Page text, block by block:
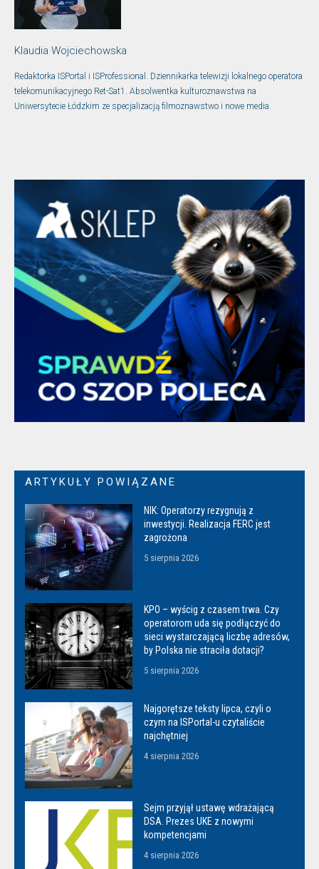
Klaudia Wojciechowska
Redaktorka ISPortal i ISProfessional. Dziennikarka telewizji lokalnego operatora
telekomunikacyjnego Ret-Sat1. Absolwentka kulturoznawstwa na
Uniwersytecie Łódzkim ze specjalizacją filmoznawstwo i nowe media.
ARTYKUŁY POWIĄZANE
NIK: Operatorzy rezygnują z
inwestycji. Realizacja FERC jest
zagrożona
5 sierpnia 2026
KPO – wyścig z czasem trwa. Czy
operatorom uda się podłączyć do
sieci wystarczającą liczbę adresów,
by Polska nie straciła dotacji?
5 sierpnia 2026
Najgorętsze teksty lipca, czyli o
czym na ISPortal-u czytaliście
najchętniej
4 sierpnia 2026
Sejm przyjął ustawę wdrażającą
DSA. Prezes UKE z nowymi
kompetencjami
4 sierpnia 2026